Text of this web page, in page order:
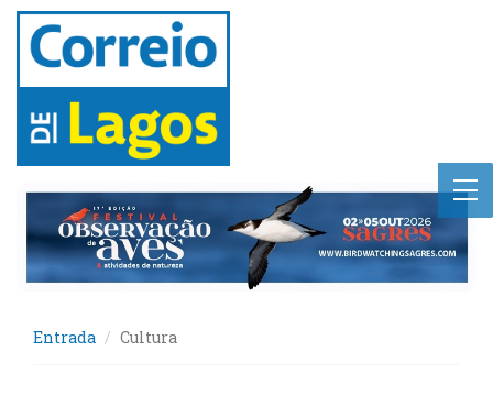
Entrada Cultura